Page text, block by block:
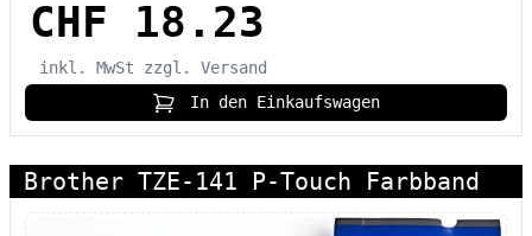
CHF 18.23
inkl. MwSt
zzgl. Versand
In den Einkaufswagen
Brother TZE-141 P-Touch Farbband